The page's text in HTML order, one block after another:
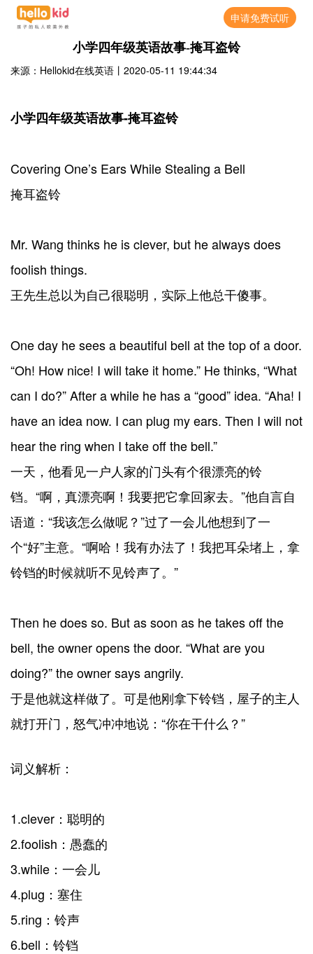
申请免费试听
小学四年级英语故事-掩耳盗铃
来源：Hellokid在线英语 丨 2020-05-11 19:44:34
小学四年级英语故事-掩耳盗铃
Covering One’s Ears While Stealing a Bell
掩耳盗铃
Mr. Wang thinks he is clever, but he always does
foolish things.
王先生总以为自己很聪明，实际上他总干傻事。
One day he sees a beautiful bell at the top of a door.
“Oh! How nice! I will take it home.” He thinks, “What
can I do?” After a while he has a “good” idea. “Aha! I
have an idea now. I can plug my ears. Then I will not
hear the ring when I take off the bell.”
一天，他看见一户人家的门头有个很漂亮的铃
铛。“啊，真漂亮啊！我要把它拿回家去。”他自言自
语道：“我该怎么做呢？”过了一会儿他想到了一
个“好”主意。“啊哈！我有办法了！我把耳朵堵上，拿
铃铛的时候就听不见铃声了。”
Then he does so. But as soon as he takes off the
bell, the owner opens the door. “What are you
doing?” the owner says angrily.
于是他就这样做了。可是他刚拿下铃铛，屋子的主人
就打开门，怒气冲冲地说：“你在干什么？”
词义解析：
1.clever：聪明的
2.foolish：愚蠢的
3.while：一会儿
4.plug：塞住
5.ring：铃声
6.bell：铃铛